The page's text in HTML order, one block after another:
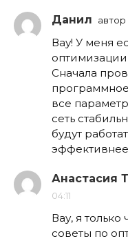
Данил автор
Вау! У меня
оптимизации
Сначала
все
сеть
будут
Анастасия
04:11
Вау, я
советы по